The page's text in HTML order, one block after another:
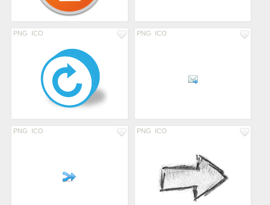
PNG ICO PNG ICO
PNG ICO PNG ICO